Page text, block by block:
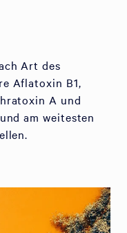
Art des
Aflatoxin B1,
A und
am weitesten